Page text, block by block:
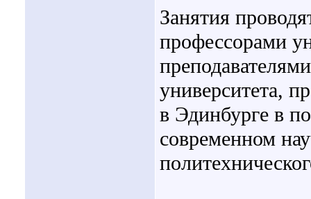
Занятия
профессорами
университета,
в Эдинбурге в
современном